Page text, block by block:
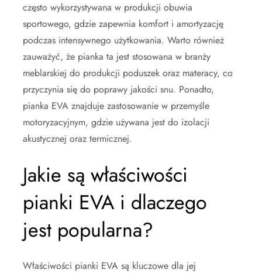
często wykorzystywana w produkcji obuwia
sportowego, gdzie zapewnia komfort i amortyzację
podczas intensywnego użytkowania. Warto również
zauważyć, że pianka ta jest stosowana w branży
meblarskiej do produkcji poduszek oraz materacy, co
przyczynia się do poprawy jakości snu. Ponadto,
pianka EVA znajduje zastosowanie w przemyśle
motoryzacyjnym, gdzie używana jest do izolacji
akustycznej oraz termicznej.
Jakie są właściwości
pianki EVA i dlaczego
jest popularna?
Właściwości pianki EVA są kluczowe dla jej